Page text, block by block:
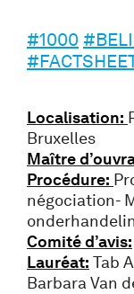
#1000
Localisation:
Bruxelles
Maître
Procédure:
négociation-
Comité d’avis:
Lauréat: Tab
Barbara Van